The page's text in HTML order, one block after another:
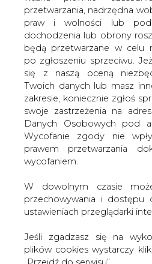
W dowolnym czasie
przechowywania i
ustawieniach przeglądarki
Jeśli zgadzasz się na
plików cookies wystarczy
„Przejdź do serwisu”.
Zarząd Agencji Rynku
CIRE.pl
AB (VAB) i PGE.
Aby zapewnić możliwie
została powołana grupa
spotkanie odbyło się 13
Sztokholmie.
#Energetyka #kraj
Artykuł powstał bez wsparcia
Wydawca portalu CIRE zgadza się
szkoleń treningowych LLM.
KOMENTARZE
TREŚĆ KOMENTARZA